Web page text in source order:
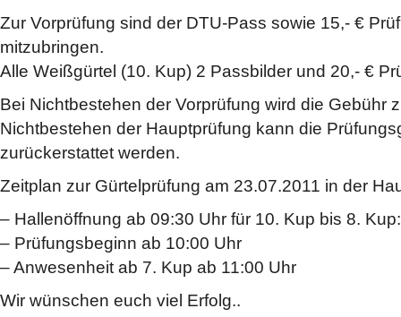
Zur Vorprüfung sind der DTU-Pass sowie 15,- €
mitzubringen.
Alle Weißgürtel (10. Kup) 2 Passbilder und 20,- €
Bei Nichtbestehen der Vorprüfung wird die Gebühr
Nichtbestehen der Hauptprüfung kann die
zurückerstattet werden.
Zeitplan zur Gürtelprüfung am 23.07.2011 in der
– Hallenöffnung ab 09:30 Uhr für 10. Kup bis 8. Kup:
– Prüfungsbeginn ab 10:00 Uhr
– Anwesenheit ab 7. Kup ab 11:00 Uhr
Wir wünschen euch viel Erfolg..